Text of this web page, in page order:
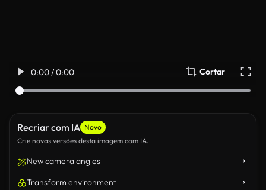
0:00 / 0:00 Cortar
Recriar com IA Novo
Crie novas versões desta imagem com IA.
New camera angles
Transform environment